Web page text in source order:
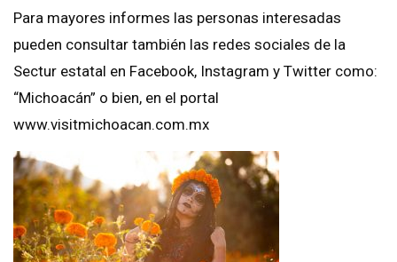
Para mayores informes las personas interesadas
pueden consultar también las redes sociales de la
Sectur estatal en Facebook, Instagram y Twitter como:
“Michoacán” o bien, en el portal
www.visitmichoacan.com.mx